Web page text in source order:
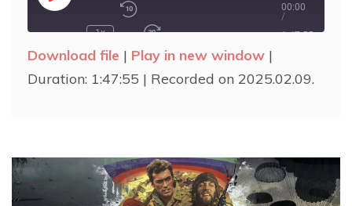
Play
Episode
Rewind
10
Seconds
1x
Forward
30
seconds
00:00
/
1:47:55
EMBED
Download file | Play in new window |
Duration: 1:47:55 | Recorded on 2025.02.09.